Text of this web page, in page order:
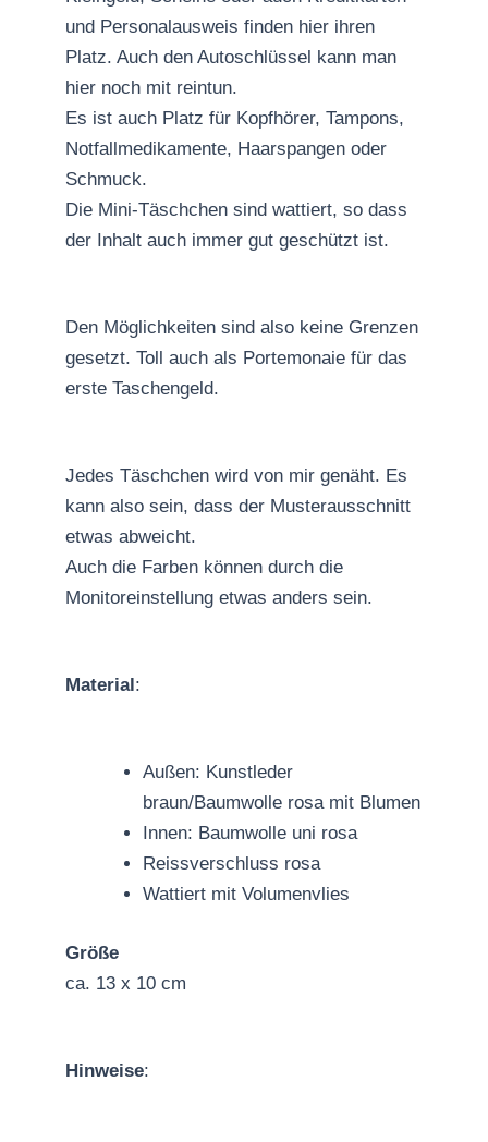
und Personalausweis finden hier ihren
Platz. Auch den Autoschlüssel kann man
hier noch mit reintun.
Es ist auch Platz für Kopfhörer, Tampons,
Notfallmedikamente, Haarspangen oder
Schmuck.
Die Mini-Täschchen sind wattiert, so dass
der Inhalt auch immer gut geschützt ist.
Den Möglichkeiten sind also keine Grenzen
gesetzt. Toll auch als Portemonaie für das
erste Taschengeld.
Jedes Täschchen wird von mir genäht. Es
kann also sein, dass der Musterausschnitt
etwas abweicht.
Auch die Farben können durch die
Monitoreinstellung etwas anders sein.
Material :
Außen: Kunstleder
braun/Baumwolle rosa mit Blumen
Innen: Baumwolle uni rosa
Reissverschluss rosa
Wattiert mit Volumenvlies
Größe
ca. 13 x 10 cm
Hinweise: